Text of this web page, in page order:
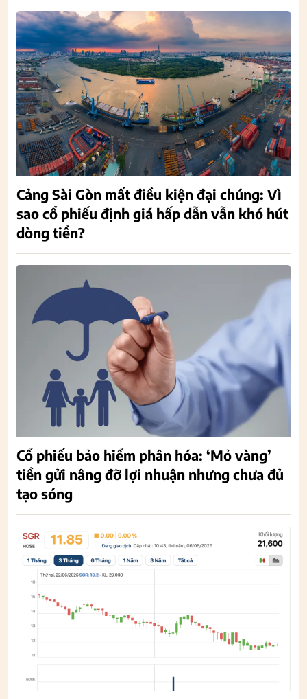
Cảng Sài Gòn mất điều kiện đại chúng: Vì
sao cổ phiếu định giá hấp dẫn vẫn khó hút
dòng tiền?
Cổ phiếu bảo hiểm phân hóa: ‘Mỏ vàng’
tiền gửi nâng đỡ lợi nhuận nhưng chưa đủ
tạo sóng